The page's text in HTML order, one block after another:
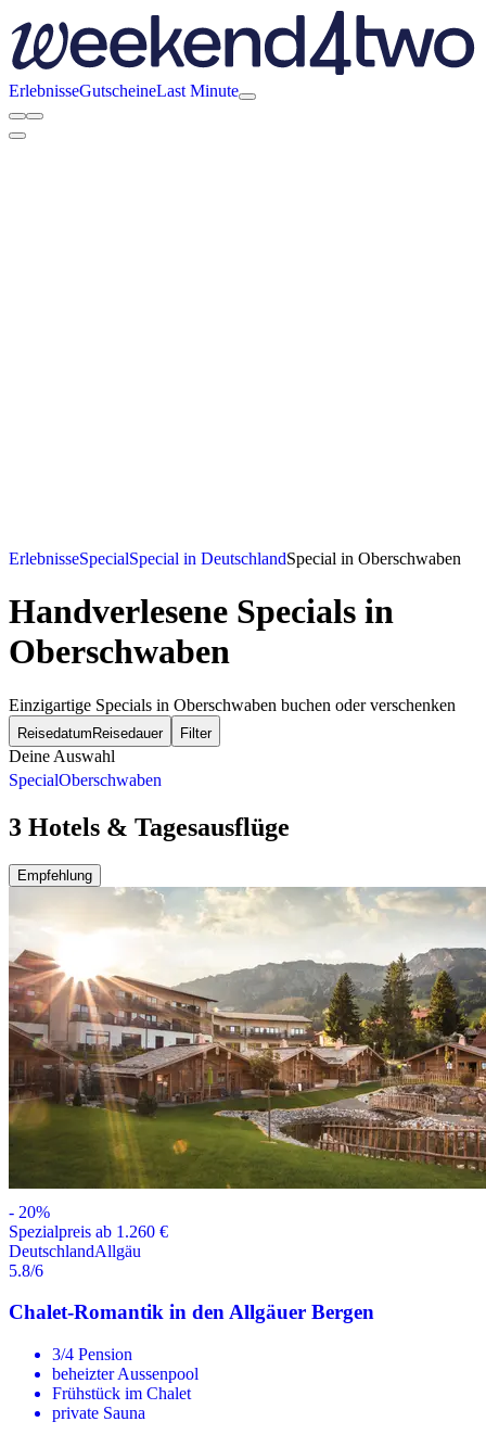
ErlebnisseGutscheineLast Minute
ErlebnisseSpecialSpecial in DeutschlandSpecial in Oberschwaben
Handverlesene Specials in
Oberschwaben
Einzigartige Specials in Oberschwaben buchen oder verschenken
Reisedatum Reisedauer Filter
Deine Auswahl
SpecialOberschwaben
3 Hotels & Tagesausflüge
Empfehlung
- 20%
Spezialpreis ab 1.260 €
DeutschlandAllgäu
5.8/6
Chalet-Romantik in den Allgäuer Bergen
3/4 Pension
beheizter Aussenpool
Frühstück im Chalet
private Sauna